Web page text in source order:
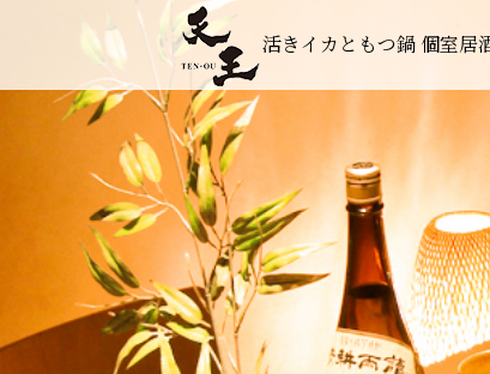
活きイカともつ鍋 個室居